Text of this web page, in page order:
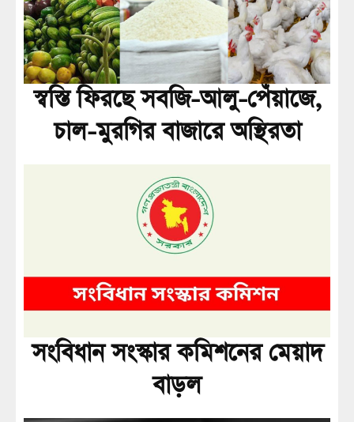
স্বস্তি ফিরছে সবজি-আলু-পেঁয়াজে,
চাল-মুরগির বাজারে অস্থিরতা
সংবিধান সংস্কার কমিশনের মেয়াদ
বাড়ল